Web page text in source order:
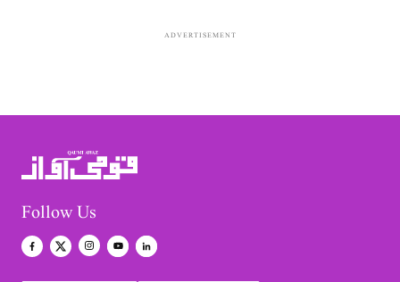
ADVERTISEMENT
Follow Us